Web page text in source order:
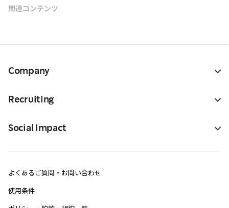
関連コンテンツ
Company
Recruiting
Social Impact
よくあるご質問・お問い合わせ
使用条件